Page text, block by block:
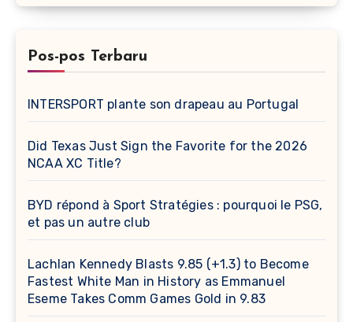
Pos-pos Terbaru
INTERSPORT plante son drapeau au Portugal
Did Texas Just Sign the Favorite for the 2026
NCAA XC Title?
BYD répond à Sport Stratégies : pourquoi le PSG,
et pas un autre club
Lachlan Kennedy Blasts 9.85 (+1.3) to Become
Fastest White Man in History as Emmanuel
Eseme Takes Comm Games Gold in 9.83